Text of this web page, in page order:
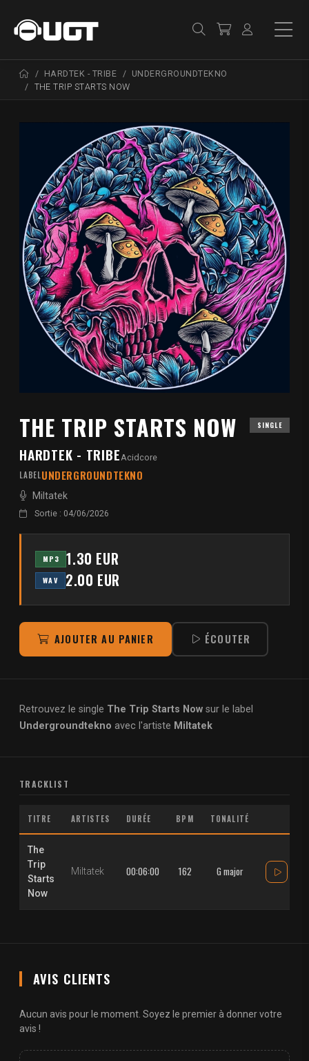
HARDTEK - TRIBE
UNDERGROUNDTEKNO
THE TRIP STARTS NOW
THE TRIP STARTS NOW SINGLE
HARDTEK - TRIBEAcidcore
LABELUNDERGROUNDTEKNO
Miltatek
Sortie : 04/06/2026
MP3 1.30 EUR
WAV 2.00 EUR
AJOUTER AU PANIER ÉCOUTER
Retrouvez le single The Trip Starts Now sur le label
Undergroundtekno avec l'artiste Miltatek
TRACKLIST
TITRE ARTISTES DURÉE BPM TONALITÉ
The
Trip
Starts
Now
Miltatek 00:06:00 162 G major
AVIS CLIENTS
Aucun avis pour le moment. Soyez le premier à donner votre
avis !